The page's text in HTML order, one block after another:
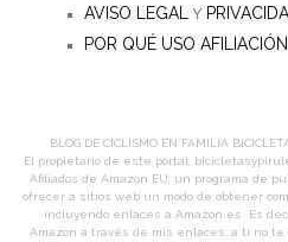
AVISO LEGAL
Y
POR QUÉ USO AFILIACIÓN
BLOG DE CICLISMO EN FAMILIA
El propietario de este portal,
Afiliados de Amazon EU, un programa de
ofrecer a sitios web un modo de obtener
incluyendo enlaces a Amazon.es. Es
Amazon a través de mis enlaces, a ti no